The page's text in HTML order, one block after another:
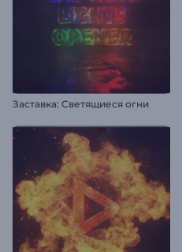
Заставка: Светящиеся огни